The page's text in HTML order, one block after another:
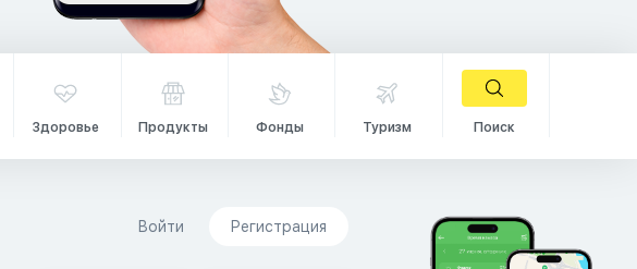
Здоровье Продукты Фонды Туризм Поиск
Войти Регистрация